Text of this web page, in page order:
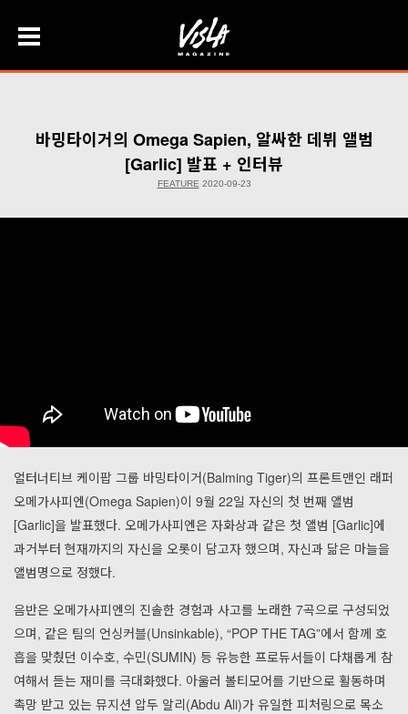
바밍타이거의 Omega Sapien, 알싸한 데뷔 앨범
[Garlic] 발표 + 인터뷰
FEATURE 2020-09-23
얼터너티브 케이팝 그룹 바밍타이거(Balming Tiger)의 프론트맨인 래퍼
오메가사피엔(Omega Sapien)이 9월 22일 자신의 첫 번째 앨범
[Garlic]을 발표했다. 오메가사피엔은 자화상과 같은 첫 앨범 [Garlic]에
과거부터 현재까지의 자신을 오롯이 담고자 했으며, 자신과 닮은 마늘을
앨범명으로 정했다.
음반은 오메가사피엔의 진솔한 경험과 사고를 노래한 7곡으로 구성되었
으며, 같은 팀의 언싱커블(Unsinkable), “POP THE TAG”에서 함께 호
흡을 맞췄던 이수호, 수민(SUMIN) 등 유능한 프로듀서들이 다채롭게 참
여해서 듣는 재미를 극대화했다. 아울러 볼티모어를 기반으로 활동하며
촉망 받고 있는 뮤지션 압두 알리(Abdu Ali)가 유일한 피처링으로 목소